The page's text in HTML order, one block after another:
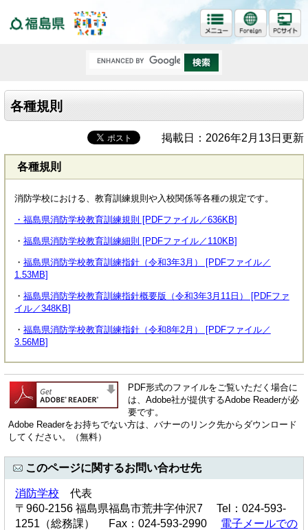
各種規則
掲載日：2026年2月13日更新
各種規則
消防学校における、教育訓練規則や入校関係等各種の規定です。
・福島県消防学校教育訓練規則 [PDFファイル／636KB]
・ 福島県消防学校教育訓練細則 [PDFファイル／110KB]
・ 福島県消防学校教育訓練指針（令和3年3月） [PDFファイル／
1.53MB]
・ 福島県消防学校教育訓練指針概要版（令和3年3月11日） [PDFファ
イル／348KB]
・ 福島県消防学校教育訓練指針（令和8年2月） [PDFファイル／
3.56MB]
PDF形式のファイルをご覧いただく場合に
は、Adobe社が提供するAdobe Readerが必
要です。
Adobe Readerをお持ちでない方は、バナーのリンク先からダウンロード
してください。（無料）
このページに関するお問い合わせ先
消防学校 代表
〒960-2156 福島県福島市荒井字仲沢7 Tel：024-593-
1251（総務課） Fax：024-593-2990 電子メールでの